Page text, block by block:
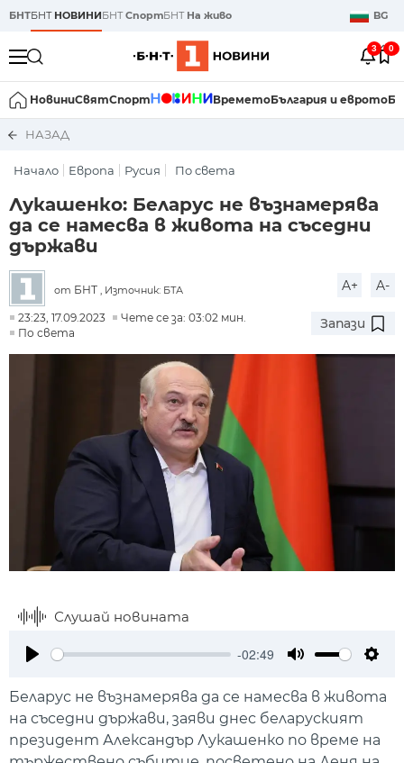
БНТБНТ НОВИНИБНТСпортБНТ На живо BG
3 0
НовиниСвятСпорт ВреметоБългария и еврото
НАЗАД
Начало Европа Русия По света
Лукашенко: Беларус не възнамерява
да се намесва в живота на съседни
държави
от БНТ , Източник: БТА A+ A-
23:23, 17.09.2023
Чете се за: 03:02 мин.
По света
Запази
Слушай новината
-02:49
Беларус не възнамерява да се намесва в живота
на съседни държави, заяви днес беларуският
президент Александър Лукашенко по време на